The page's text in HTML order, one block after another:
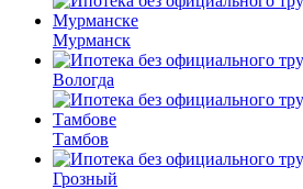
Мурманск
Вологда
Тамбов
Грозный